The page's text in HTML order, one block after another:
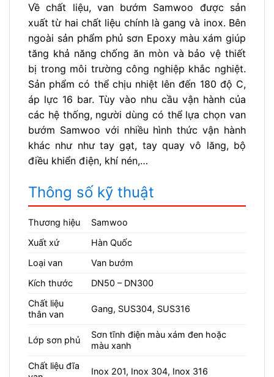
Về chất liệu, van bướm Samwoo được sản
xuất từ hai chất liệu chính là gang và inox. Bên
ngoài sản phẩm phủ sơn Epoxy màu xám giúp
tăng khả năng chống ăn mòn và bảo vệ thiết
bị trong môi trường công nghiệp khắc nghiệt.
Sản phẩm có thể chịu nhiệt lên đến 180 độ C,
áp lực 16 bar. Tùy vào nhu cầu vận hành của
các hệ thống, người dùng có thể lựa chọn van
bướm Samwoo với nhiều hình thức vận hành
khác như như tay gạt, tay quay vô lăng, bộ
điều khiển điện, khí nén,…
Thông số kỹ thuật
Thương hiệu
Samwoo
Xuất xứ
Hàn Quốc
Loại van
Van bướm
Kích thước
DN50 – DN300
Chất liệu
thân van
Gang, SUS304, SUS316
Lớp sơn phủ
Sơn tĩnh điện màu xám đen hoặc
màu xanh
Chất liệu đĩa
Inox 201, Inox 304, Inox 316